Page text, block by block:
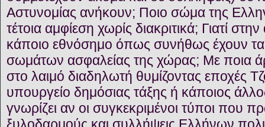
Αστυνομίας ανήκουν; Ποιο σώμα της
τέτοια αμφίεση χωρίς διακριτικά; Γιατί
κάποιο εθνόσημο όπως συνήθως έχουν
σωμάτων ασφαλείας της χώρας; Με ποια
στο λαιμό διαδηλωτή θυμίζοντας εποχές
υπουργείο δημόσιας τάξης ή κάποιος
γνωρίζει αν οι συγκεκριμένοι τύποι που